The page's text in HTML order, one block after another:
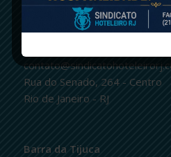
Centro
Rua do Senado, 264 - Centro
Rio de Janeiro - RJ
Barra da Tijuca